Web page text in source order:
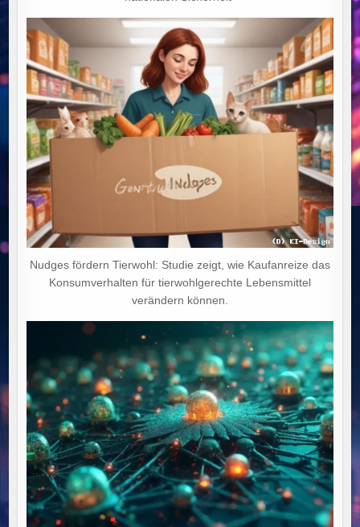
Nudges fördern Tierwohl: Studie zeigt, wie Kaufanreize das
Konsumverhalten für tierwohlgerechte Lebensmittel
verändern können.